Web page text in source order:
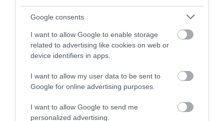
Google consents
I want to allow Google to enable storage
related to advertising like cookies on web or
device identifiers in apps.
I want to allow my user data to be sent to
Google for online advertising purposes.
I want to allow Google to send me
personalized advertising.